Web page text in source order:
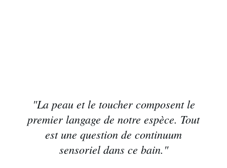
"La peau et le toucher composent le
premier langage de notre espèce. Tout
est une question de continuum
sensoriel dans ce bain."